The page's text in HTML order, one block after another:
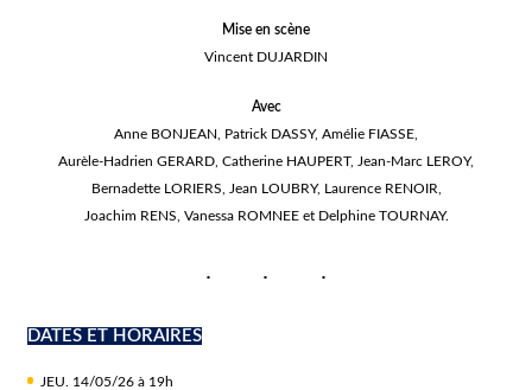
Mise en scène
Vincent DUJARDIN
Avec
Anne BONJEAN, Patrick DASSY, Amélie FIASSE,
Aurèle-Hadrien GERARD, Catherine HAUPERT, Jean-Marc LEROY,
Bernadette LORIERS, Jean LOUBRY, Laurence RENOIR,
Joachim RENS, Vanessa ROMNEE et Delphine TOURNAY.
DATES ET HORAIRES
JEU. 14/05/26 à 19h